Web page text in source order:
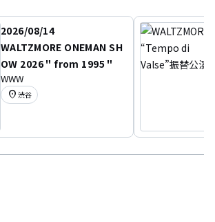
2026/08/14
WALTZMORE ONEMAN SH
OW 2026 " from 1995 "
WWW
location_on 渋谷